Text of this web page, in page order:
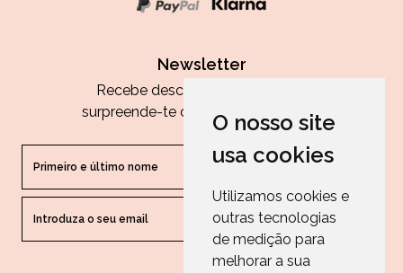
O nosso site
usa cookies
Utilizamos cookies e
outras tecnologias
de medição para
melhorar a sua
Newsletter
Recebe descontos exclusivos e
surpreende-te com as nossas dicas.
ENVIAR